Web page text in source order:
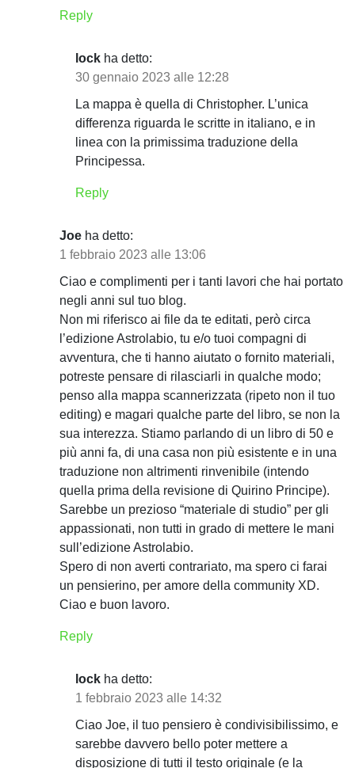
Reply
lock ha detto:
30 gennaio 2023 alle 12:28
La mappa è quella di Christopher. L’unica
differenza riguarda le scritte in italiano, e in
linea con la primissima traduzione della
Principessa.
Reply
Joe ha detto:
1 febbraio 2023 alle 13:06
Ciao e complimenti per i tanti lavori che hai portato
negli anni sul tuo blog.
Non mi riferisco ai file da te editati, però circa
l’edizione Astrolabio, tu e/o tuoi compagni di
avventura, che ti hanno aiutato o fornito materiali,
potreste pensare di rilasciarli in qualche modo;
penso alla mappa scannerizzata (ripeto non il tuo
editing) e magari qualche parte del libro, se non la
sua interezza. Stiamo parlando di un libro di 50 e
più anni fa, di una casa non più esistente e in una
traduzione non altrimenti rinvenibile (intendo
quella prima della revisione di Quirino Principe).
Sarebbe un prezioso “materiale di studio” per gli
appassionati, non tutti in grado di mettere le mani
sull’edizione Astrolabio.
Spero di non averti contrariato, ma spero ci farai
un pensierino, per amore della community XD.
Ciao e buon lavoro.
Reply
lock ha detto:
1 febbraio 2023 alle 14:32
Ciao Joe, il tuo pensiero è condivisibilissimo, e
sarebbe davvero bello poter mettere a
disposizione di tutti il testo originale (e la